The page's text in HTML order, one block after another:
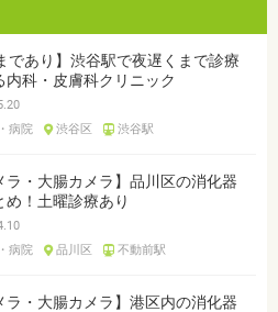
健康 歯医者・病院 おでかけ
であり】渋谷駅で夜遅くまで診療
内科・皮膚科クリニック
病院
渋谷区 渋谷駅
ラ・大腸カメラ】品川区の消化器
め！土曜診療あり
病院
品川区 不動前駅
ラ・大腸カメラ】港区内の消化器